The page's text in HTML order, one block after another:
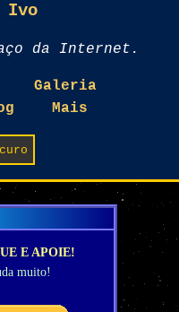
Ivo
da Internet.
Galeria
Mais
E APOIE!
muito!